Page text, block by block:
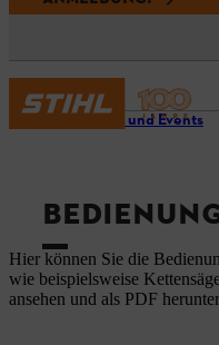
Service und Events
Hier können Sie die
wie beispielsweise
ansehen und als PDF